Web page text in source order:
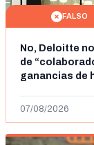
FALSO
No, Deloitte
de
ganancias de
07/08/2026